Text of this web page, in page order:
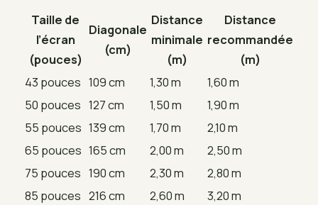
Taille de
l’écran
(pouces)
Diagonale
(cm)
Distance
minimale
(m)
Distance
recommandée
(m)
43 pouces 109 cm 1,30 m
1,60 m
50 pouces 127 cm 1,50 m
1,90 m
55 pouces 139 cm 1,70 m
2,10 m
65 pouces 165 cm 2,00 m
2,50 m
75 pouces 190 cm 2,30 m
2,80 m
85 pouces 216 cm 2,60 m 3,20 m